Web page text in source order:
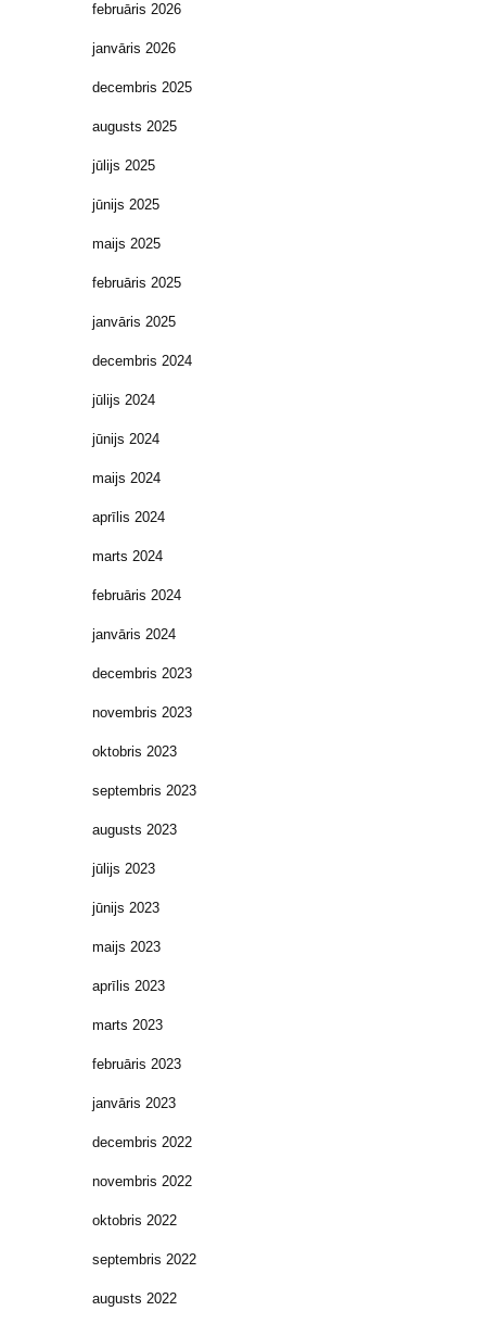
februāris 2026
janvāris 2026
decembris 2025
augusts 2025
jūlijs 2025
jūnijs 2025
maijs 2025
februāris 2025
janvāris 2025
decembris 2024
jūlijs 2024
jūnijs 2024
maijs 2024
aprīlis 2024
marts 2024
februāris 2024
janvāris 2024
decembris 2023
novembris 2023
oktobris 2023
septembris 2023
augusts 2023
jūlijs 2023
jūnijs 2023
maijs 2023
aprīlis 2023
marts 2023
februāris 2023
janvāris 2023
decembris 2022
novembris 2022
oktobris 2022
septembris 2022
augusts 2022